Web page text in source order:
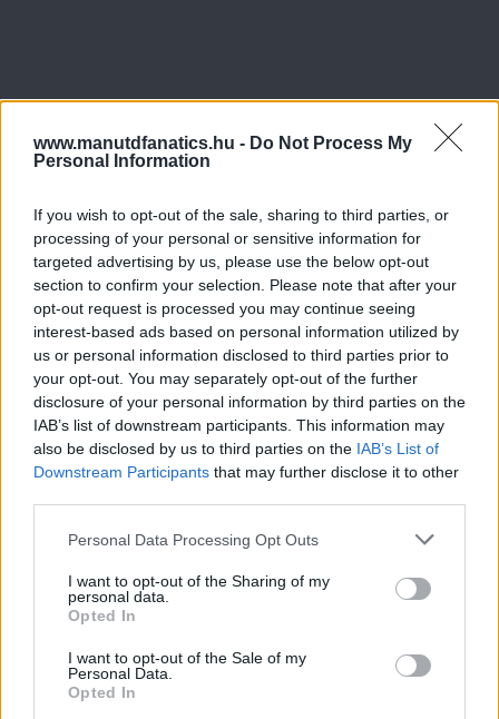
www.manutdfanatics.hu - Do Not Process My
Personal Information
If you wish to opt-out of the sale, sharing to third parties, or
processing of your personal or sensitive information for
targeted advertising by us, please use the below opt-out
section to confirm your selection. Please note that after your
opt-out request is processed you may continue seeing
interest-based ads based on personal information utilized by
us or personal information disclosed to third parties prior to
your opt-out. You may separately opt-out of the further
disclosure of your personal information by third parties on the
IAB’s list of downstream participants. This information may
also be disclosed by us to third parties on the IAB’s List of
Downstream Participants that may further disclose it to other
Please note that this website/app uses one or more Google
not limited to your visit or usage behaviour. You may click to
grant or deny consent to Google and its third-party tags to
use your data for below specified purposes in below Google
consent section.
Personal Data Processing Opt Outs
I want to opt-out of the Sharing of my
personal data.
Opted In
I want to opt-out of the Sale of my
Personal Data.
Opted In